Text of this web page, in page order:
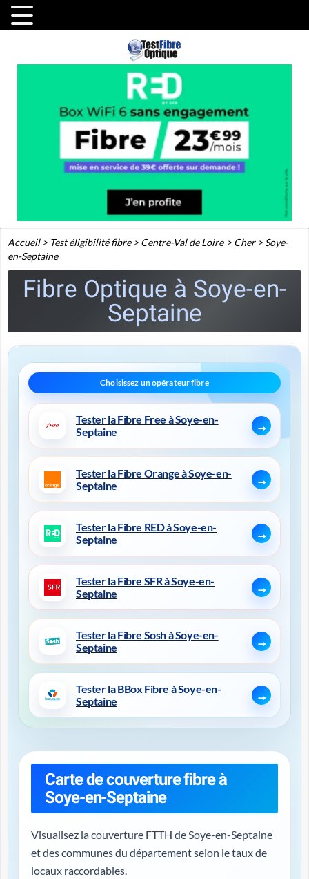
Accueil> Test éligibilité fibre>Centre-Val de Loire >Cher>Soye-
en-Septaine
Fibre Optique à Soye-en-
Septaine
Tester la Fibre Free à Soye-en-
Septaine
Tester la Fibre Orange à Soye-en-
Septaine
Tester la Fibre RED à Soye-en-
Septaine
Tester la Fibre SFR à Soye-en-
Septaine
Tester la Fibre Sosh à Soye-en-
Septaine
Tester la BBox Fibre à Soye-en-
Septaine
Carte de couverture fibre à
Soye-en-Septaine
Visualisez la couverture FTTH de Soye-en-Septaine
et des communes du département selon le taux de
locaux raccordables.